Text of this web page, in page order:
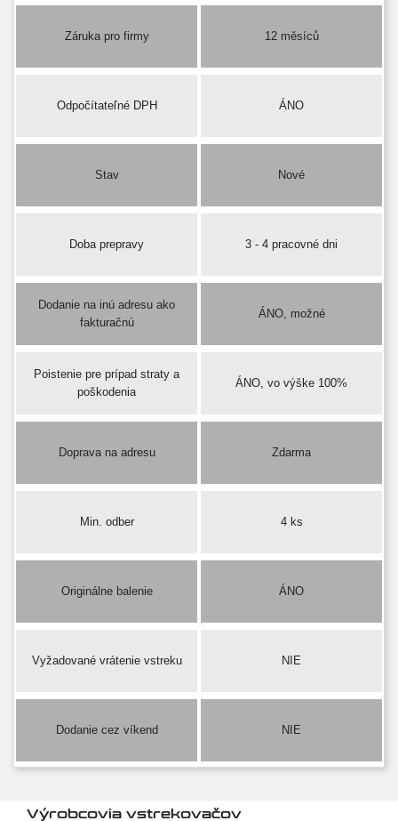
Záruka pro firmy 12 měsíců
Odpočítateľné DPH ÁNO
Stav Nové
Doba prepravy 3 - 4 pracovné dni
Dodanie na inú adresu ako
fakturačnú
ÁNO, možné
Poistenie pre prípad straty a
poškodenia
ÁNO, vo výške 100%
Doprava na adresu Zdarma
Min. odber 4 ks
Originálne balenie ÁNO
Vyžadované vrátenie vstreku NIE
Dodanie cez víkend NIE
Výrobcovia vstrekovačov